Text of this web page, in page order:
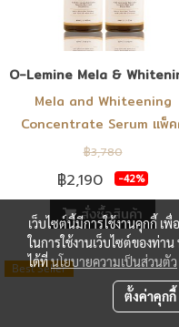
O-Lemine Mela &
Mela and Whiteening
Concentrate Serum แพ็
฿3,780
฿2,190 -42%
สั่งซื้อสินค้า
Best Seller
เว็บไซต์นี้มีการใช้งานคุกกี้
ในการใช้งานเว็บไซต์ของท่า
ได้ที่นโยบายความเป็นส่วนตัว
ตั้งค่าคุกกี้